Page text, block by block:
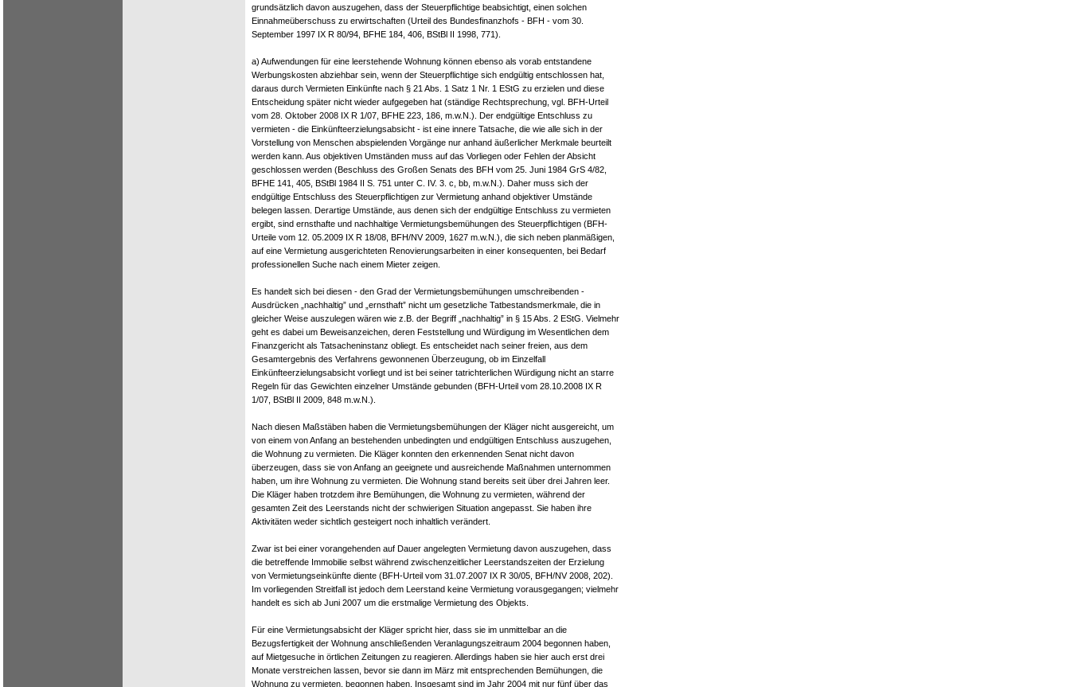
grundsätzlich davon auszugehen, dass der Steuerpflichtige beabsichtigt, einen solchen
Einnahmeüberschuss zu erwirtschaften (Urteil des Bundesfinanzhofs - BFH - vom 30.
September 1997 IX R 80/94, BFHE 184, 406, BStBl II 1998, 771).
a) Aufwendungen für eine leerstehende Wohnung können ebenso als vorab entstandene
Werbungskosten abziehbar sein, wenn der Steuerpflichtige sich endgültig entschlossen hat,
daraus durch Vermieten Einkünfte nach § 21 Abs. 1 Satz 1 Nr. 1 EStG zu erzielen und diese
Entscheidung später nicht wieder aufgegeben hat (ständige Rechtsprechung, vgl. BFH-Urteil
vom 28. Oktober 2008 IX R 1/07, BFHE 223, 186, m.w.N.). Der endgültige Entschluss zu
vermieten - die Einkünfteerzielungsabsicht - ist eine innere Tatsache, die wie alle sich in der
Vorstellung von Menschen abspielenden Vorgänge nur anhand äußerlicher Merkmale beurteilt
werden kann. Aus objektiven Umständen muss auf das Vorliegen oder Fehlen der Absicht
geschlossen werden (Beschluss des Großen Senats des BFH vom 25. Juni 1984 GrS 4/82,
BFHE 141, 405, BStBl 1984 II S. 751 unter C. IV. 3. c, bb, m.w.N.). Daher muss sich der
endgültige Entschluss des Steuerpflichtigen zur Vermietung anhand objektiver Umstände
belegen lassen. Derartige Umstände, aus denen sich der endgültige Entschluss zu vermieten
ergibt, sind ernsthafte und nachhaltige Vermietungsbemühungen des Steuerpflichtigen (BFH-
Urteile vom 12. 05.2009 IX R 18/08, BFH/NV 2009, 1627 m.w.N.), die sich neben planmäßigen,
auf eine Vermietung ausgerichteten Renovierungsarbeiten in einer konsequenten, bei Bedarf
professionellen Suche nach einem Mieter zeigen.
Es handelt sich bei diesen - den Grad der Vermietungsbemühungen umschreibenden -
Ausdrücken „nachhaltig” und „ernsthaft” nicht um gesetzliche Tatbestandsmerkmale, die in
gleicher Weise auszulegen wären wie z.B. der Begriff „nachhaltig” in § 15 Abs. 2 EStG. Vielmehr
geht es dabei um Beweisanzeichen, deren Feststellung und Würdigung im Wesentlichen dem
Finanzgericht als Tatsacheninstanz obliegt. Es entscheidet nach seiner freien, aus dem
Gesamtergebnis des Verfahrens gewonnenen Überzeugung, ob im Einzelfall
Einkünfteerzielungsabsicht vorliegt und ist bei seiner tatrichterlichen Würdigung nicht an starre
Regeln für das Gewichten einzelner Umstände gebunden (BFH-Urteil vom 28.10.2008 IX R
1/07, BStBl II 2009, 848 m.w.N.).
Nach diesen Maßstäben haben die Vermietungsbemühungen der Kläger nicht ausgereicht, um
von einem von Anfang an bestehenden unbedingten und endgültigen Entschluss auszugehen,
die Wohnung zu vermieten. Die Kläger konnten den erkennenden Senat nicht davon
überzeugen, dass sie von Anfang an geeignete und ausreichende Maßnahmen unternommen
haben, um ihre Wohnung zu vermieten. Die Wohnung stand bereits seit über drei Jahren leer.
Die Kläger haben trotzdem ihre Bemühungen, die Wohnung zu vermieten, während der
gesamten Zeit des Leerstands nicht der schwierigen Situation angepasst. Sie haben ihre
Aktivitäten weder sichtlich gesteigert noch inhaltlich verändert.
Zwar ist bei einer vorangehenden auf Dauer angelegten Vermietung davon auszugehen, dass
die betreffende Immobilie selbst während zwischenzeitlicher Leerstandszeiten der Erzielung
von Vermietungseinkünfte diente (BFH-Urteil vom 31.07.2007 IX R 30/05, BFH/NV 2008, 202).
Im vorliegenden Streitfall ist jedoch dem Leerstand keine Vermietung vorausgegangen; vielmehr
handelt es sich ab Juni 2007 um die erstmalige Vermietung des Objekts.
Für eine Vermietungsabsicht der Kläger spricht hier, dass sie im unmittelbar an die
Bezugsfertigkeit der Wohnung anschließenden Veranlagungszeitraum 2004 begonnen haben,
auf Mietgesuche in örtlichen Zeitungen zu reagieren. Allerdings haben sie hier auch erst drei
Monate verstreichen lassen, bevor sie dann im März mit entsprechenden Bemühungen, die
Wohnung zu vermieten, begonnen haben. Insgesamt sind im Jahr 2004 mit nur fünf über das